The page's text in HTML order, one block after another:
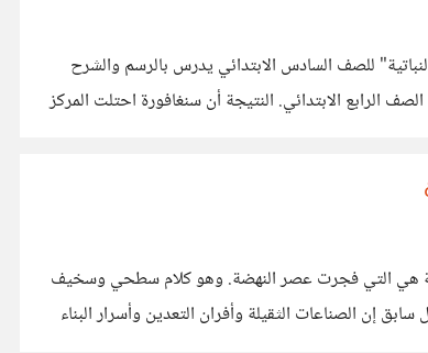
درس "الخلية النباتية" للصف السادس الابتدائي يدرس بالرسم والشرح
كل ست سنوات، وآخر مراجعة سنة 2020 أدخلت الذكاء الاصطناعي من الصف الرابع الابتدائي. النتيجة أن سنغافورة احتلت المركز
هي التي فجرت عصر النهضة. وهو كلام سطحي وسخيف
لان العلوم النظرية وترجمة عدة كتب لا يمكن ان تؤدى الي النهضة الضخمة التي شهدتها اوروبا في عصر النهضة وقد تحدثت عن هذا بالتفصيل في مقال سابق إن الصناعات الثقيلة وأفران التعدين وأسرار البناء